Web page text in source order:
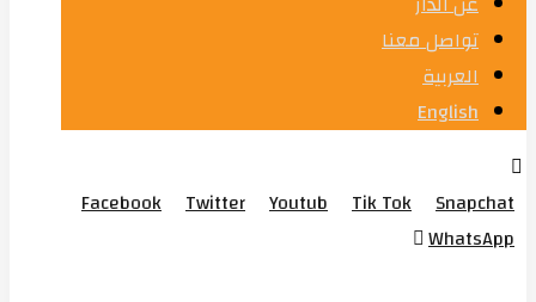
تواصل معنا
العربية
English
Facebook Twitter Youtub Tik Tok
Snapchat
WhatsApp